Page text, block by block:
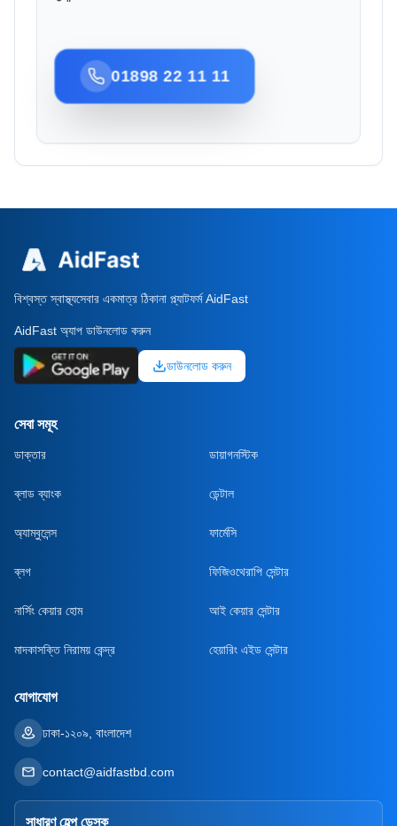
01898 22 11 11
বিশ্বস্ত স্বাস্থ্যসেবার একমাত্র ঠিকানা প্ল্যাটফর্ম AidFast
AidFast অ্যাপ ডাউনলোড করুন
ডাউনলোড করুন
সেবা সমূহ
ডাক্তার ডায়াগনস্টিক
ব্লাড ব্যাংক ডেন্টাল
অ্যাম্বুলেন্স ফার্মেসি
ব্লগ ফিজিওথেরাপি সেন্টার
নার্সিং কেয়ার হোম আই কেয়ার সেন্টার
মাদকাসক্তি নিরাময় কেন্দ্র হেয়ারিং এইড সেন্টার
যোগাযোগ
ঢাকা-১২০৯, বাংলাদেশ
contact@aidfastbd.com
সাধারণ হেল্প ডেস্ক